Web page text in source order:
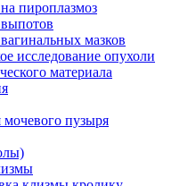
пироплазмоз
мазков
исследование опухоли
материала
мочевого пузыря